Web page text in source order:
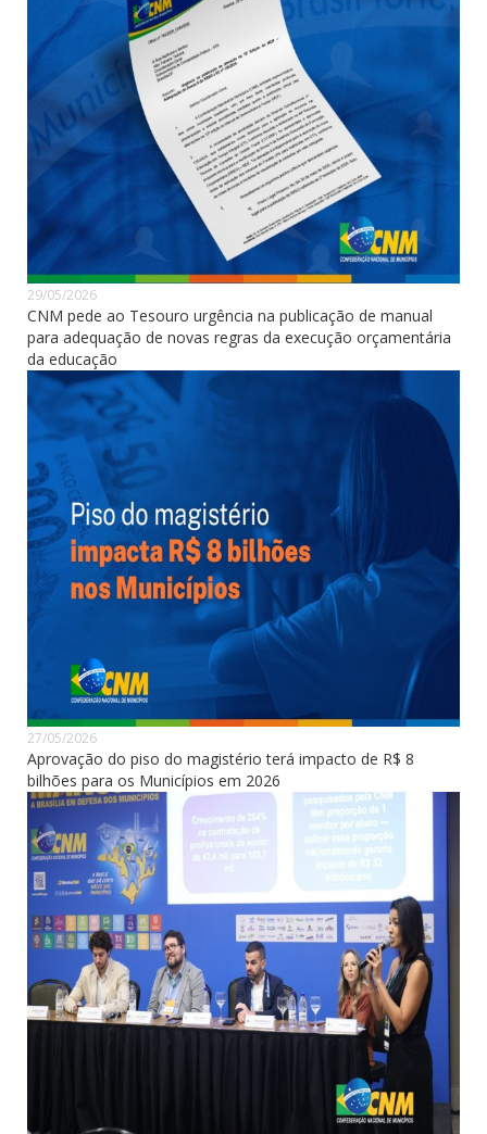
29/05/2026
CNM pede ao Tesouro urgência na publicação de manual
para adequação de novas regras da execução orçamentária
da educação
27/05/2026
Aprovação do piso do magistério terá impacto de R$ 8
bilhões para os Municípios em 2026